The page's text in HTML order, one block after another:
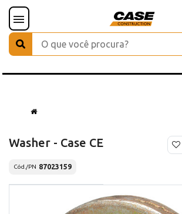
Washer - Case CE
Cód./PN 87023159